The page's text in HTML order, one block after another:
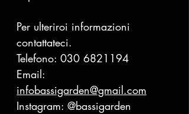
Per ulteriroi informazioni
contattateci.
Telefono: 030 6821194
Email:
infobassigarden@gmail.com
Instagram: @bassigarden